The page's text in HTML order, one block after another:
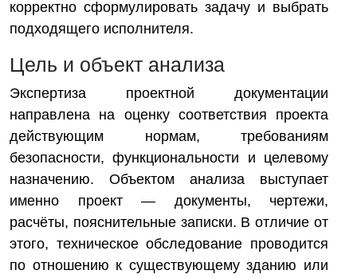
корректно сформулировать задачу и выбрать
подходящего исполнителя.
Цель и объект анализа
Экспертиза проектной документации
направлена на оценку соответствия проекта
действующим нормам, требованиям
безопасности, функциональности и целевому
назначению. Объектом анализа выступает
именно проект — документы, чертежи,
расчёты, пояснительные записки. В отличие от
этого, техническое обследование проводится
по отношению к существующему зданию или